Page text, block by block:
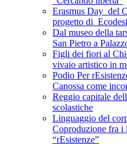
Erasmus Day del
progetto di
Dal museo della
San Pietro a
Figli dei fiori al
vivaio artistico in
Podio Per
Canossa come
Reggio capitale
scolastiche
Linguaggio del
Coproduzione fra i
“rEsistenze”